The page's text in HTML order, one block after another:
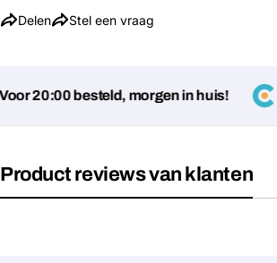
Delen Stel een vraag
20:00 besteld, morgen in huis!
Product reviews van klanten